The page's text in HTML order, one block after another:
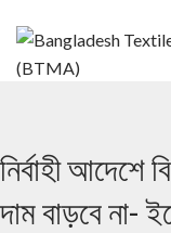
নির্বাহী আদেশে
দাম বাড়বে না-